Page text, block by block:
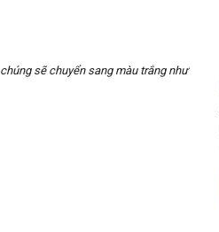
sẽ chuyển sang màu trắng như